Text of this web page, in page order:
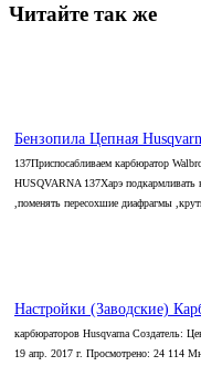
Читайте так же
Бензопила Цепная
137Приспосабливаем карбюратор
HUSQVARNA 137Харэ подкармливать
,поменять пересохшие диафрагмы
Настройки (Заводские)
карбюраторов Husqvarna Создатель:
19 апр. 2017 г. Просмотрено: 24 114